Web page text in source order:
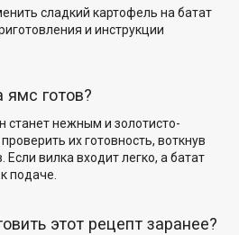
сладкий картофель на батат
и инструкции
ямс готов?
станет нежным и золотисто-
их готовность, воткнув
Если вилка входит легко, а батат
подаче.
этот рецепт заранее?